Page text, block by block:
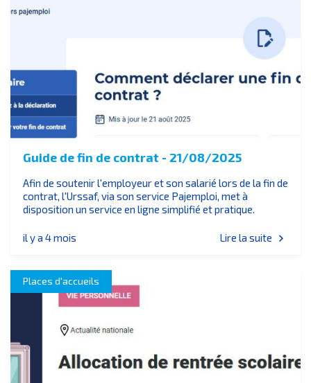
Guide de fin de contrat - 21/08/2025
Afin de soutenir l'employeur et son salarié lors de la fin de
contrat, l'Urssaf, via son service Pajemploi, met à
disposition un service en ligne simplifié et pratique.
il y a 4 mois Lire la suite chevron_right
Places d'accueils